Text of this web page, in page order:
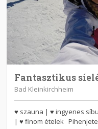
Fantasztikus
Bad Kleinkirchheim
♥ szauna | ♥ ingyenes
| ♥ finom ételek